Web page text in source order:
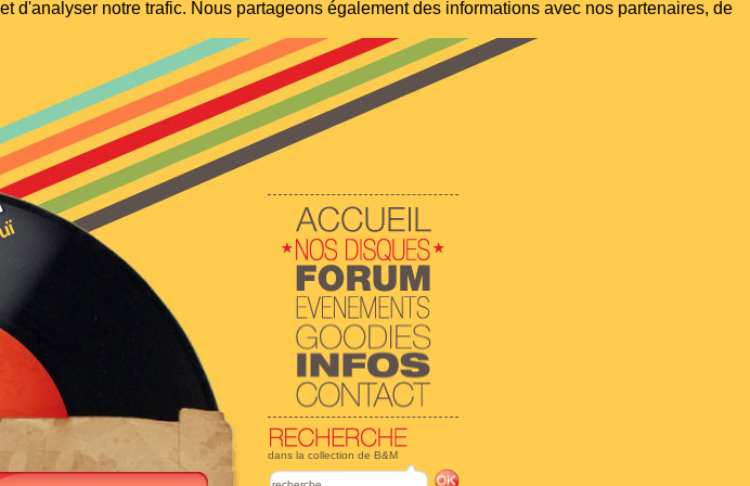
notre trafic. Nous partageons également des informations avec nos partenaires, de
dans la collection de B&M